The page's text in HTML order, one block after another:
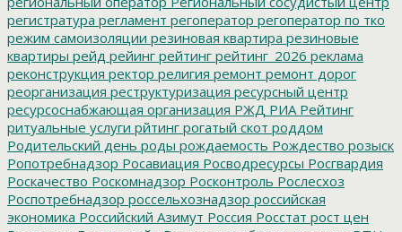
регистратура регламент регоператор регоператор по тко
режим самоизоляции резиновая квартира резиновые
квартиры рейд рейинг рейтинг рейтинг_2026 реклама
реконструкция ректор религия ремонт ремонт дорог
реорганизация реструктуризация ресурсный центр
ресурсоснабжающая организация РЖД РИА Рейтинг
ритуальные услуги рйтинг рогатый скот роддом
Родительский день роды рождаемость Рождество розыск
Ропотребнадзор Росавиация Росводресурсы Росгвардия
Роскачество Роскомнадзор Росконтроль Рослесхоз
Роспотребнадзор россельхознадзор российская
экономика Российский Азимут Россия Росстат рост цен